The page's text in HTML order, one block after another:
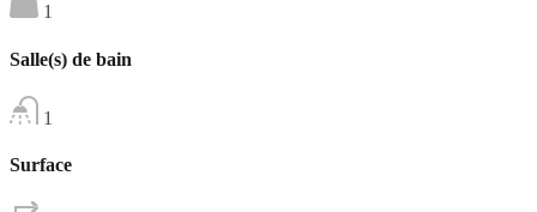
1
Salle(s) de bain
1
Surface